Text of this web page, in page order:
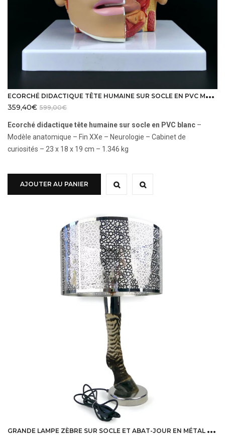
E
CORCHÉ DIDACTIQUE TÊTE HUMAINE SUR SOCLE EN PVC MODÈLE ANATOMIQUE FIN XXE
599,00€
359,40€
Ecorché didactique tête humaine sur socle en PVC blanc –
Modèle anatomique – Fin XXe – Neurologie – Cabinet de
curiosités – 23 x 18 x 19 cm – 1.346 kg
AJOUTER AU PANIER
G
RANDE LAMPE ZÈBRE SUR SOCLE ET ABAT-JOUR EN MÉTAL – LAMPE DESIGN